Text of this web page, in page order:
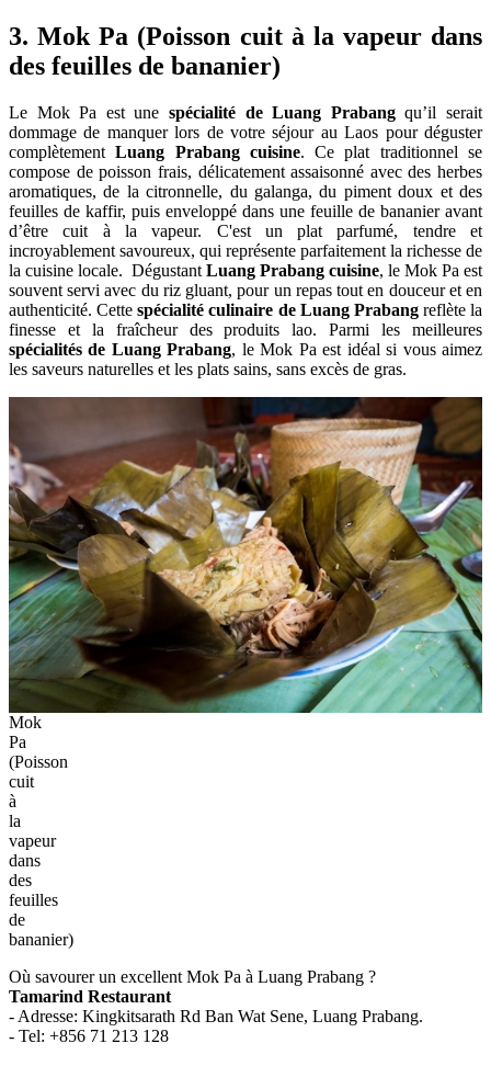
3. Mok Pa (Poisson cuit à la vapeur dans
des feuilles de bananier)
Le Mok Pa est une spécialité de Luang Prabangqu’il serait
dommage de manquer lors de votre séjour au Laos pour déguster
complètementLuang Prabang cuisine. Ce plat traditionnel se
compose de poisson frais, délicatement assaisonné avec des herbes
aromatiques, de la citronnelle, du galanga, du piment doux et des
feuilles de kaffir, puis enveloppé dans une feuille de bananier avant
d’être cuit à la vapeur. C'est un plat parfumé, tendre et
incroyablement savoureux, qui représente parfaitement la richesse de
la cuisine locale. Dégustant Luang Prabang cuisine, le Mok Pa est
souvent servi avec du riz gluant, pour un repas tout en douceur et en
authenticité. Cettespécialité culinaire de Luang Prabangreflète la
finesse et la fraîcheur des produits lao. Parmi les meilleures
spécialités de Luang Prabang, le Mok Pa est idéal si vous aimez
les saveurs naturelles et les plats sains, sans excès de gras.
Mok
Pa
(Poisson
cuit
à
la
vapeur
dans
des
feuilles
de
bananier)
Où savourer un excellent Mok Pa à Luang Prabang ?
Tamarind Restaurant
- Adresse: Kingkitsarath Rd Ban Wat Sene, Luang Prabang.
- Tel: +856 71 213 128